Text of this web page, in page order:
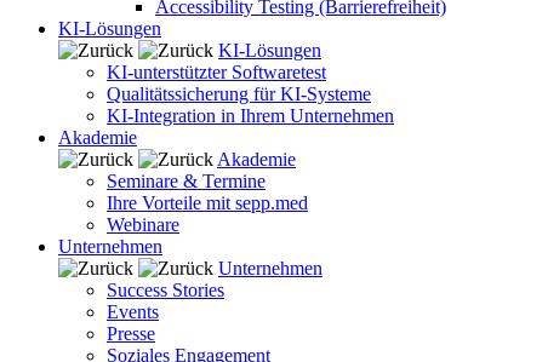
Accessibility Testing (Barrierefreiheit)
KI-Lösungen
KI-Lösungen
KI-unterstützter Softwaretest
Qualitätssicherung für KI-Systeme
KI-Integration in Ihrem Unternehmen
Akademie
Akademie
Seminare & Termine
Ihre Vorteile mit sepp.med
Webinare
Unternehmen
Unternehmen
Success Stories
Events
Presse
Soziales Engagement